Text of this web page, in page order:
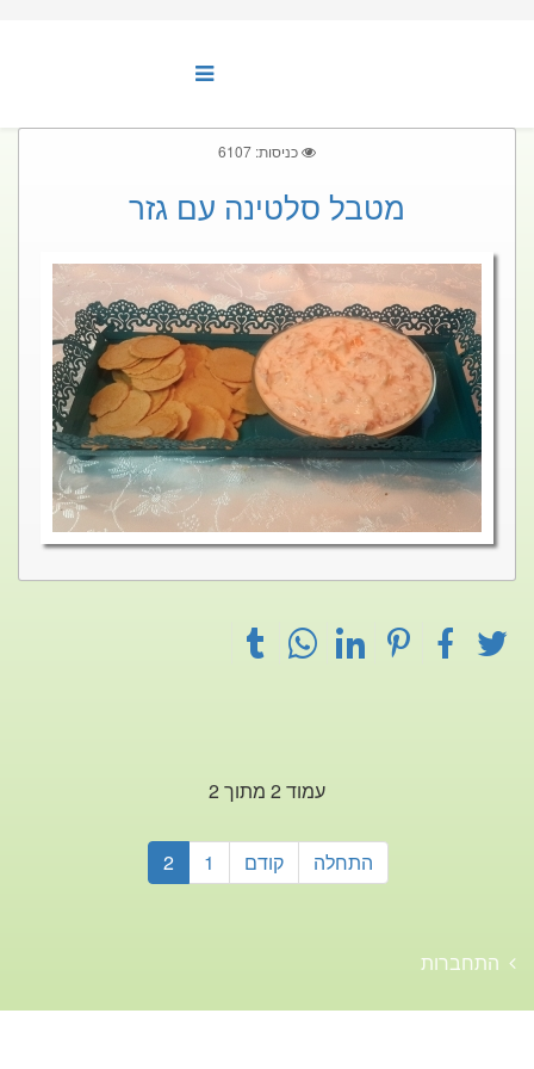
כניסות: 6107
מטבל סלטינה עם גזר
עמוד 2 מתוך 2
התחלה קודם 1
2
התחברות